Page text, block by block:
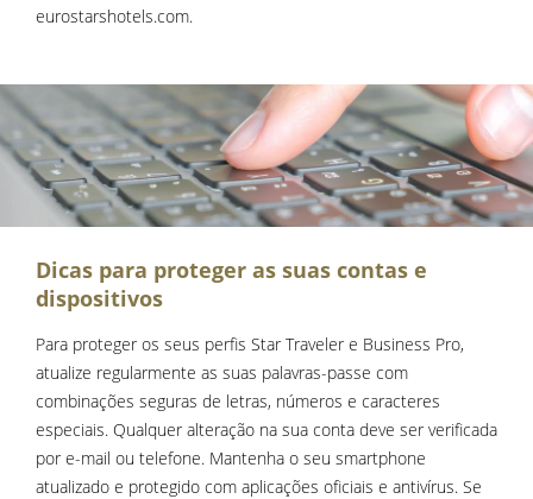
eurostarshotels.com.
Dicas para proteger as suas contas e
dispositivos
Para proteger os seus perfis Star Traveler e Business Pro,
atualize regularmente as suas palavras-passe com
combinações seguras de letras, números e caracteres
especiais. Qualquer alteração na sua conta deve ser verificada
por e-mail ou telefone. Mantenha o seu smartphone
atualizado e protegido com aplicações oficiais e antivírus. Se